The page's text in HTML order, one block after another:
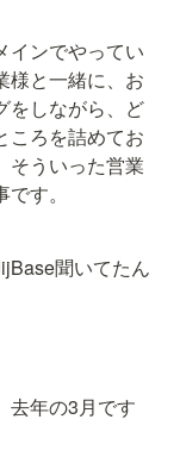
インでやってい
様と一緒に、お
をしながら、ど
ころを詰めてお
そういった営業
す。
聞いてたん
去年の3月です